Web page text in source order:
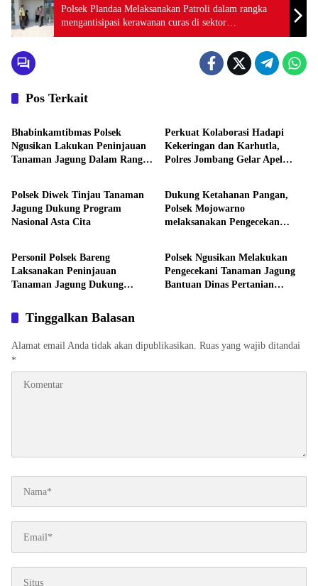
Polsek Plandaa Melaksanakan Patroli dalam rangka
mengantisipasi kerawanan curas di sektor
perekonomian, perbankan dan perdagangan
Pos Terkait
Aktivitas
Bhabinkamtibmas Polsek
Ngusikan Lakukan Peninjauan
Tanaman Jagung Dalam Rangka
Perkuat Kolaborasi Hadapi
Kekeringan dan Karhutla,
Polres Jombang Gelar Apel
Aktivitas
Polsek Diwek Tinjau Tanaman
Jagung Dukung Program
Nasional Asta Cita
Aktivitas
Dukung Ketahanan Pangan,
Polsek Mojowarno
melaksanakan Pengecekan
Aktivitas
Personil Polsek Bareng
Laksanakan Peninjauan
Tanaman Jagung Dukung
Aktivitas
Polsek Ngusikan Melakukan
Pengecekani Tanaman Jagung
Bantuan Dinas Pertanian
Tinggalkan Balasan
Alamat email Anda tidak akan dipublikasikan. Ruas yang wajib ditandai
*